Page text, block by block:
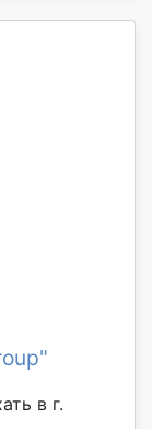
в г.